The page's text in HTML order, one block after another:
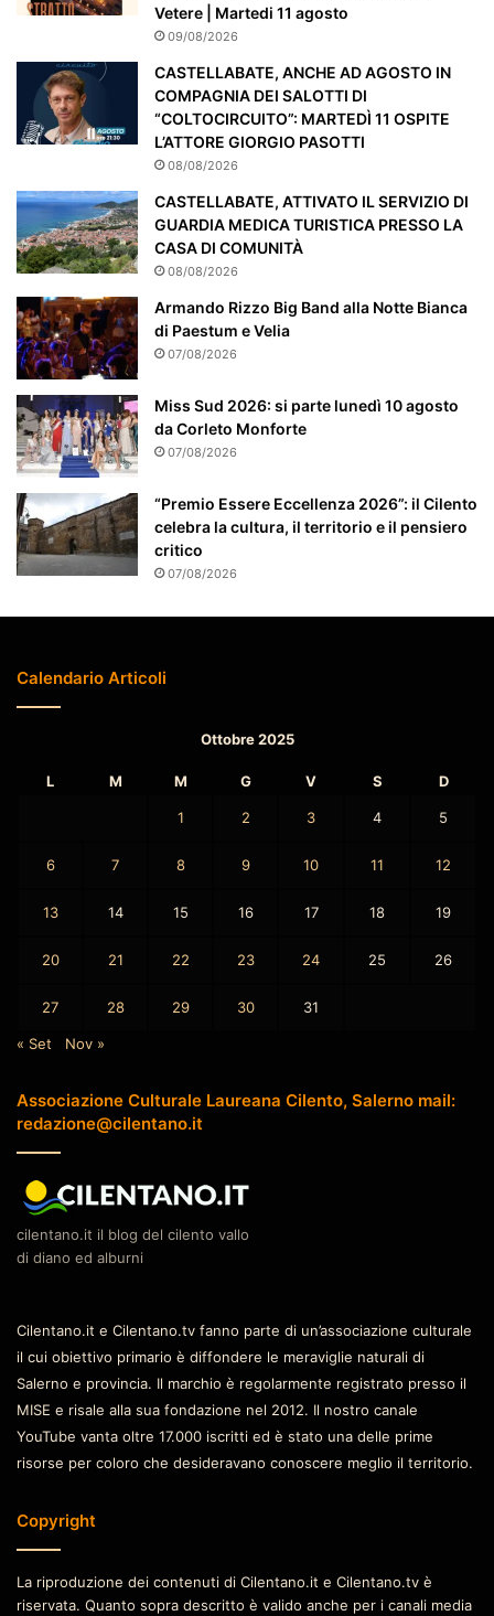
o
m
n
e
a
t
e
n
z
i
o
n
a
t
o
Vetere | Martedi 11 agosto
09/08/2026
CASTELLABATE, ANCHE AD AGOSTO IN
COMPAGNIA DEI SALOTTI DI
“COLTOCIRCUITO”: MARTEDÌ 11 OSPITE
L’ATTORE GIORGIO PASOTTI
08/08/2026
CASTELLABATE, ATTIVATO IL SERVIZIO DI
GUARDIA MEDICA TURISTICA PRESSO LA
CASA DI COMUNITÀ
08/08/2026
Armando Rizzo Big Band alla Notte Bianca
di Paestum e Velia
07/08/2026
Miss Sud 2026: si parte lunedì 10 agosto
da Corleto Monforte
07/08/2026
“Premio Essere Eccellenza 2026”: il Cilento
celebra la cultura, il territorio e il pensiero
critico
07/08/2026
Calendario Articoli
Ottobre 2025
L M M G V S D
1 2 3 4 5
6 7 8 9 10 11 12
13 14 15 16 17 18 19
20 21 22 23 24 25 26
27 28 29 30 31
« Set Nov »
Associazione Culturale Laureana Cilento, Salerno mail:
redazione@cilentano.it
cilentano.it il blog del cilento vallo
di diano ed alburni
Cilentano.it e Cilentano.tv fanno parte di un’associazione culturale
il cui obiettivo primario è diffondere le meraviglie naturali di
Salerno e provincia. Il marchio è regolarmente registrato presso il
MISE e risale alla sua fondazione nel 2012. Il nostro canale
YouTube vanta oltre 17.000 iscritti ed è stato una delle prime
risorse per coloro che desideravano conoscere meglio il territorio.
Copyright
La riproduzione dei contenuti di Cilentano.it e Cilentano.tv è
riservata. Quanto sopra descritto è valido anche per i canali media